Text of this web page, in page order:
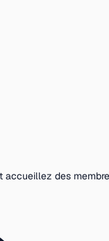
accueillez des